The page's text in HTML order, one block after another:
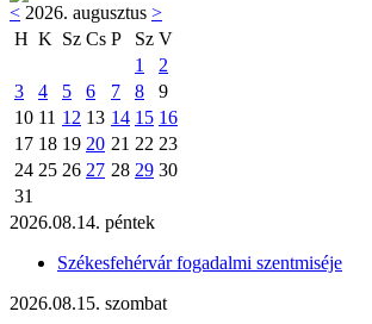
< 2026. augusztus >
H K Sz Cs P Sz V
1
2
3
4 5 6 7 8
9
10 11 12 13 14 15 16
17 18 19 20 21 22 23
24 25 26 27 28 29 30
31
2026.08.14. péntek
Székesfehérvár fogadalmi szentmiséje
2026.08.15. szombat